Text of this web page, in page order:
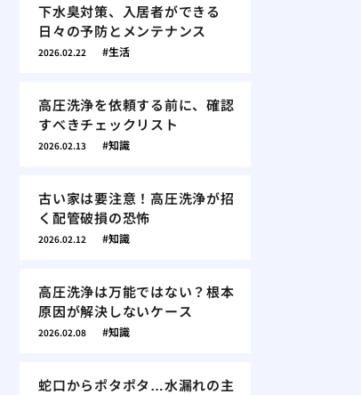
下水臭対策、入居者ができる
日々の予防とメンテナンス
2026.02.22 生活
高圧洗浄を依頼する前に、確認
すべきチェックリスト
2026.02.13 知識
古い家は要注意！高圧洗浄が招
く配管破損の恐怖
2026.02.12 知識
高圧洗浄は万能ではない？根本
原因が解決しないケース
2026.02.08 知識
蛇口からポタポタ…水漏れの主